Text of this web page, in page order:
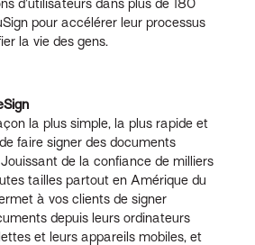
d’utilisateurs dans plus de 180
pour accélérer leur processus
la vie des gens.
la plus simple, la plus rapide et
faire signer des documents
de la confiance de milliers
tailles partout en Amérique du
à vos clients de signer
depuis leurs ordinateurs
et leurs appareils mobiles, et